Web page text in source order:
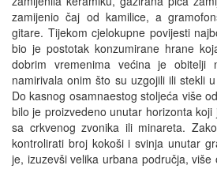
zamijenio čaj od kamilice, a
gitare. Tijekom cjelokupne povijesti
bio je postotak konzumirane hrane
dobrim vremenima većina je obitelji
namirivala onim što su uzgojili ili stekli
Do kasnog osamnaestog stoljeća više
bilo je proizvedeno unutar horizonta
sa crkvenog zvonika ili minareta.
kontrolirati broj kokoši i svinja unutar
je, izuzevši velika urbana područja,